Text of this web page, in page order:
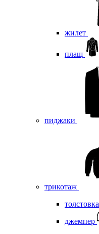
жилет
плащ
пиджаки
трикотаж
толстовка
джемпер